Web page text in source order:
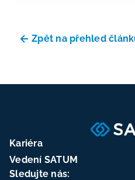
Zpět na přehled
Kariéra
Vedení SATUM
Sledujte nás: